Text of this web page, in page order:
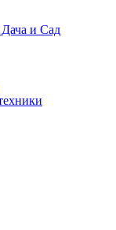
Дача и Сад